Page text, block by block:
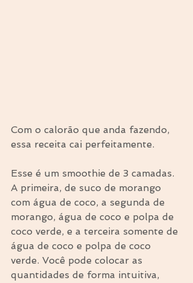
Com o calorão que anda fazendo,
essa receita cai perfeitamente.
Esse é um smoothie de 3 camadas.
A primeira, de suco de morango
com água de coco, a segunda de
morango, água de coco e polpa de
coco verde, e a terceira somente de
água de coco e polpa de coco
verde. Você pode colocar as
quantidades de forma intuitiva,